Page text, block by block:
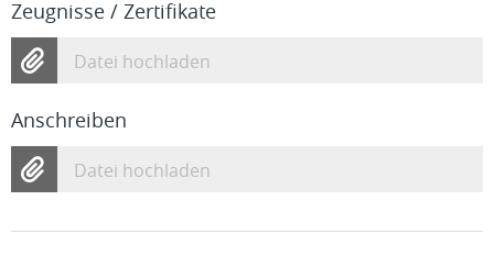
Zeugnisse / Zertifikate
Datei hochladen
Anschreiben
Datei hochladen